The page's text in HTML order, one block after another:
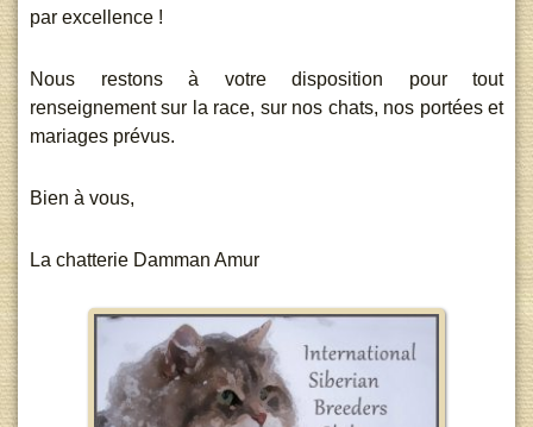
par excellence !
Nous restons à votre disposition pour tout
renseignement sur la race, sur nos chats, nos portées et
mariages prévus.
Bien à vous,
La chatterie Damman Amur